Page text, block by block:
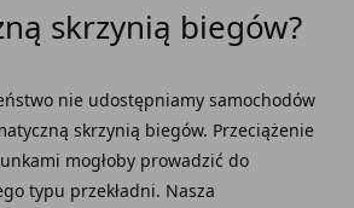
skrzynią biegów?
nie udostępniamy samochodów
skrzynią biegów. Przeciążenie
mogłoby prowadzić do
typu przekładni. Nasza